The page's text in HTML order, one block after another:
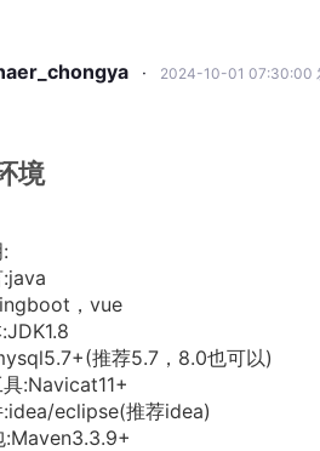
· 2024-10-01 07:30:00
境
，vue
推荐5.7，8.0也可以)
:Navicat11+
:idea/eclipse(推荐idea)
:Maven3.3.9+